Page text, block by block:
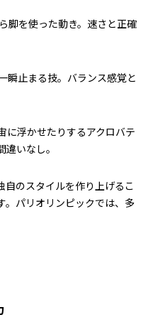
脚を使った動き。速さと正確
瞬止まる技。バランス感覚と
に浮かせたりするアクロバテ
いなし。
自のスタイルを作り上げるこ
。パリオリンピックでは、多